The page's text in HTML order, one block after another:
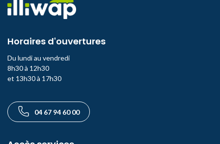
Horaires d'ouvertures
Du lundi au vendredi
8h30 à 12h30
et 13h30 à 17h30
Téléphone
04 67 94 60 00